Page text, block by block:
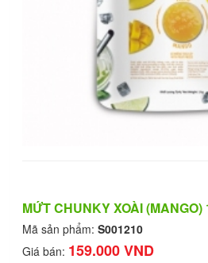
MỨT CHUNKY XOÀI (MANGO)
Mã sản phẩm: S001210
Giá bán: 159.000 VND